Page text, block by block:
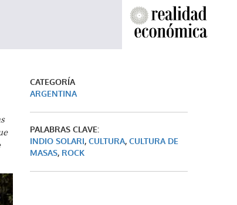
CATEGORÍA
ARGENTINA
PALABRAS CLAVE:
INDIO SOLARI, CULTURA, CULTURA DE
MASAS, ROCK